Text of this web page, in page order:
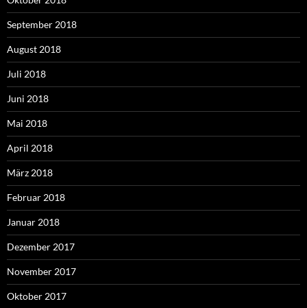
September 2018
August 2018
Juli 2018
Juni 2018
Mai 2018
April 2018
März 2018
Februar 2018
Januar 2018
Dezember 2017
November 2017
Oktober 2017